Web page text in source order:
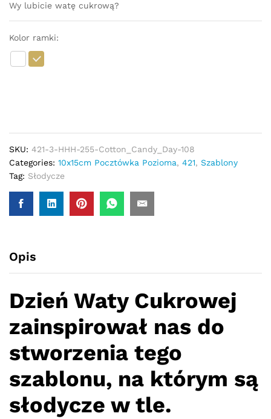
Wy lubicie watę cukrową?
Kolor ramki:
SKU: 421-3-HHH-255-Cotton_Candy_Day-108
Categories: 10x15cm Pocztówka Pozioma, 421, Szablony
Tag: Słodycze
Opis
Dzień Waty Cukrowej
zainspirował nas do
stworzenia tego
szablonu, na którym są
słodycze w tle.